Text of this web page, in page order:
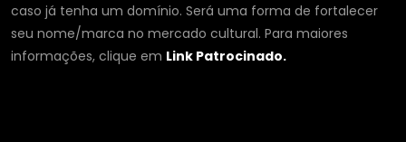
caso já tenha um domínio. Será uma forma de fortalecer
seu nome/marca no mercado cultural. Para maiores
informações, clique em Link Patrocinado.